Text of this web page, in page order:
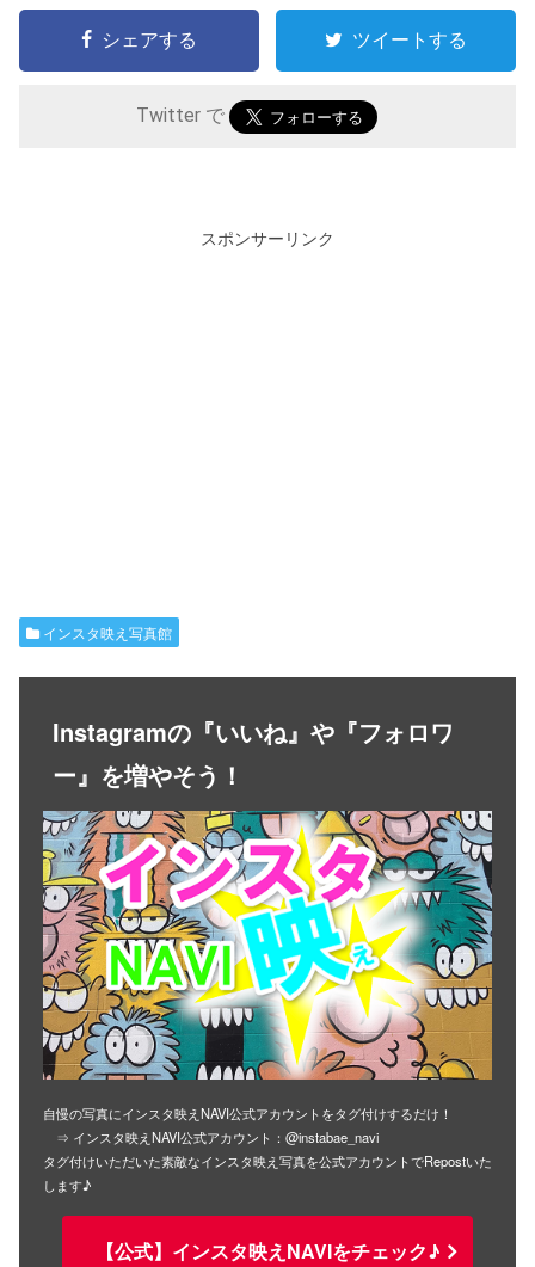
シェアする ツイートする
Twitter で
スポンサーリンク
インスタ映え写真館
Instagramの『いいね』や『フォロワ
ー』を増やそう！
自慢の写真にインスタ映えNAVI公式アカウントをタグ付けするだけ！
⇒ インスタ映えNAVI公式アカウント：@instabae_navi
タグ付けいただいた素敵なインスタ映え写真を公式アカウントでRepostいた
します♪
【公式】インスタ映えNAVIをチェック♪